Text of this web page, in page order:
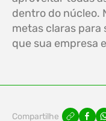
dentro do núcleo.
metas claras
que sua empresa
Compartilhe